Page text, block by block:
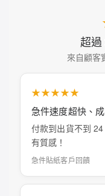
超
來自顧客
★★★★★
急件速度超快、
付款到出貨不到
有質感！
急件貼紙客戶回饋